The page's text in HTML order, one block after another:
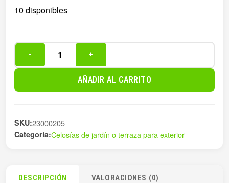
10 disponibles
EXTENSIBLE
- +
AÑADIR AL CARRITO
SKU:23000205
Categoría:Celosías de jardín o terraza para exterior
DESCRIPCIÓN VALORACIONES (0)